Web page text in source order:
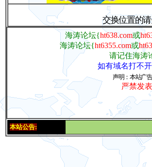
交换位置的
海涛论坛{ht638.com或
海涛论坛{ht6355.com或
请记住海涛
如有域名打不
声明：本站广
严禁发
本站公告: